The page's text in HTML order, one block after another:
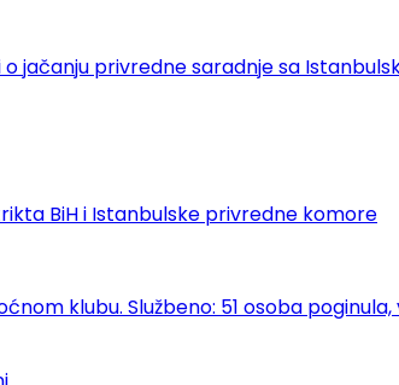
jačanju privredne saradnje sa
BiH i Istanbulske privredne komore
klubu. Službeno: 51 osoba